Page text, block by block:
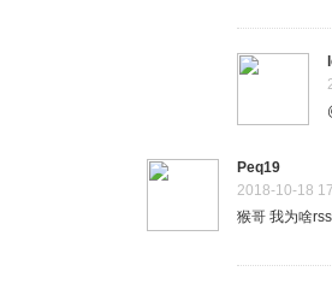
Peq19
2018-10-18
猴哥 我为啥